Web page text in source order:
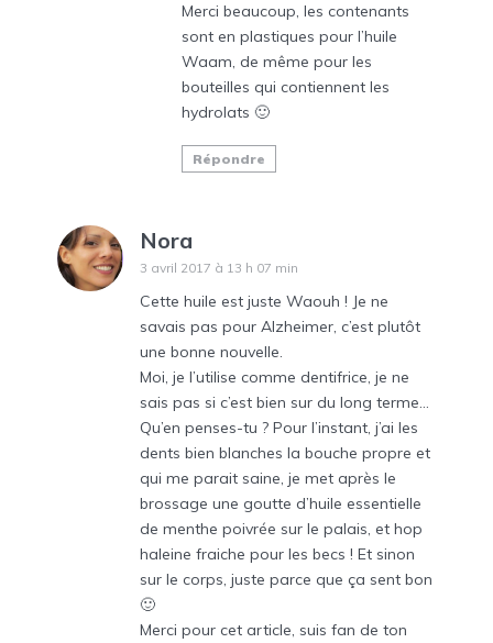
Merci beaucoup, les contenants
sont en plastiques pour l’huile
Waam, de même pour les
bouteilles qui contiennent les
hydrolats 🙂
Répondre
Nora
3 avril 2017 à 13 h 07 min
Cette huile est juste Waouh ! Je ne
savais pas pour Alzheimer, c’est plutôt
une bonne nouvelle.
Moi, je l’utilise comme dentifrice, je ne
sais pas si c’est bien sur du long terme…
Qu’en penses-tu ? Pour l’instant, j’ai les
dents bien blanches la bouche propre et
qui me parait saine, je met après le
brossage une goutte d’huile essentielle
de menthe poivrée sur le palais, et hop
haleine fraiche pour les becs ! Et sinon
sur le corps, juste parce que ça sent bon
🙂
Merci pour cet article, suis fan de ton